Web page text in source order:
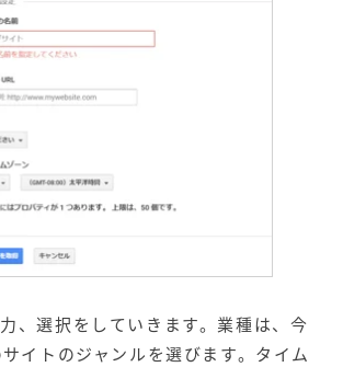
、選択をしていきます。業種は、今
イトのジャンルを選びます。タイム